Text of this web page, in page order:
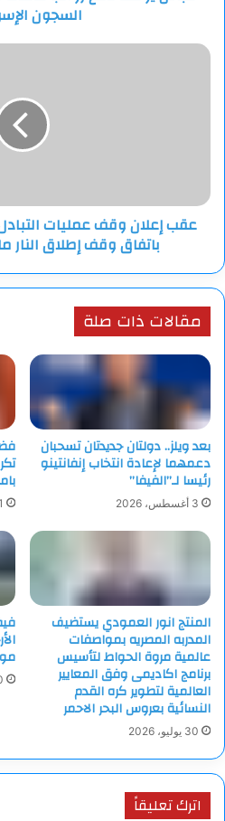
السجون
عقب
باتفاق
وقف
ما
به
إسرائيل
عقب إعلان وقف عمليات
باتفاق وقف إطلاق النار
مقالات ذات صلة
بعد ويلز.. دولتان جديدتان تسحبان
دعمهما لإعادة انتخاب إنفانتينو
رئيسا لـ”الفيفا”
3 أغسطس، 2026 1
المنتج انور العمودي يستضيف
المدربه المصريه بمواصفات
عالمية مروة الحواط لتأسيس
برنامج اكاديمى وفق المعايير
العالمية لتطوير كره القدم
النسائية بعروس البحر الاحمر
30 يوليو، 2026
اترك تعليقاً